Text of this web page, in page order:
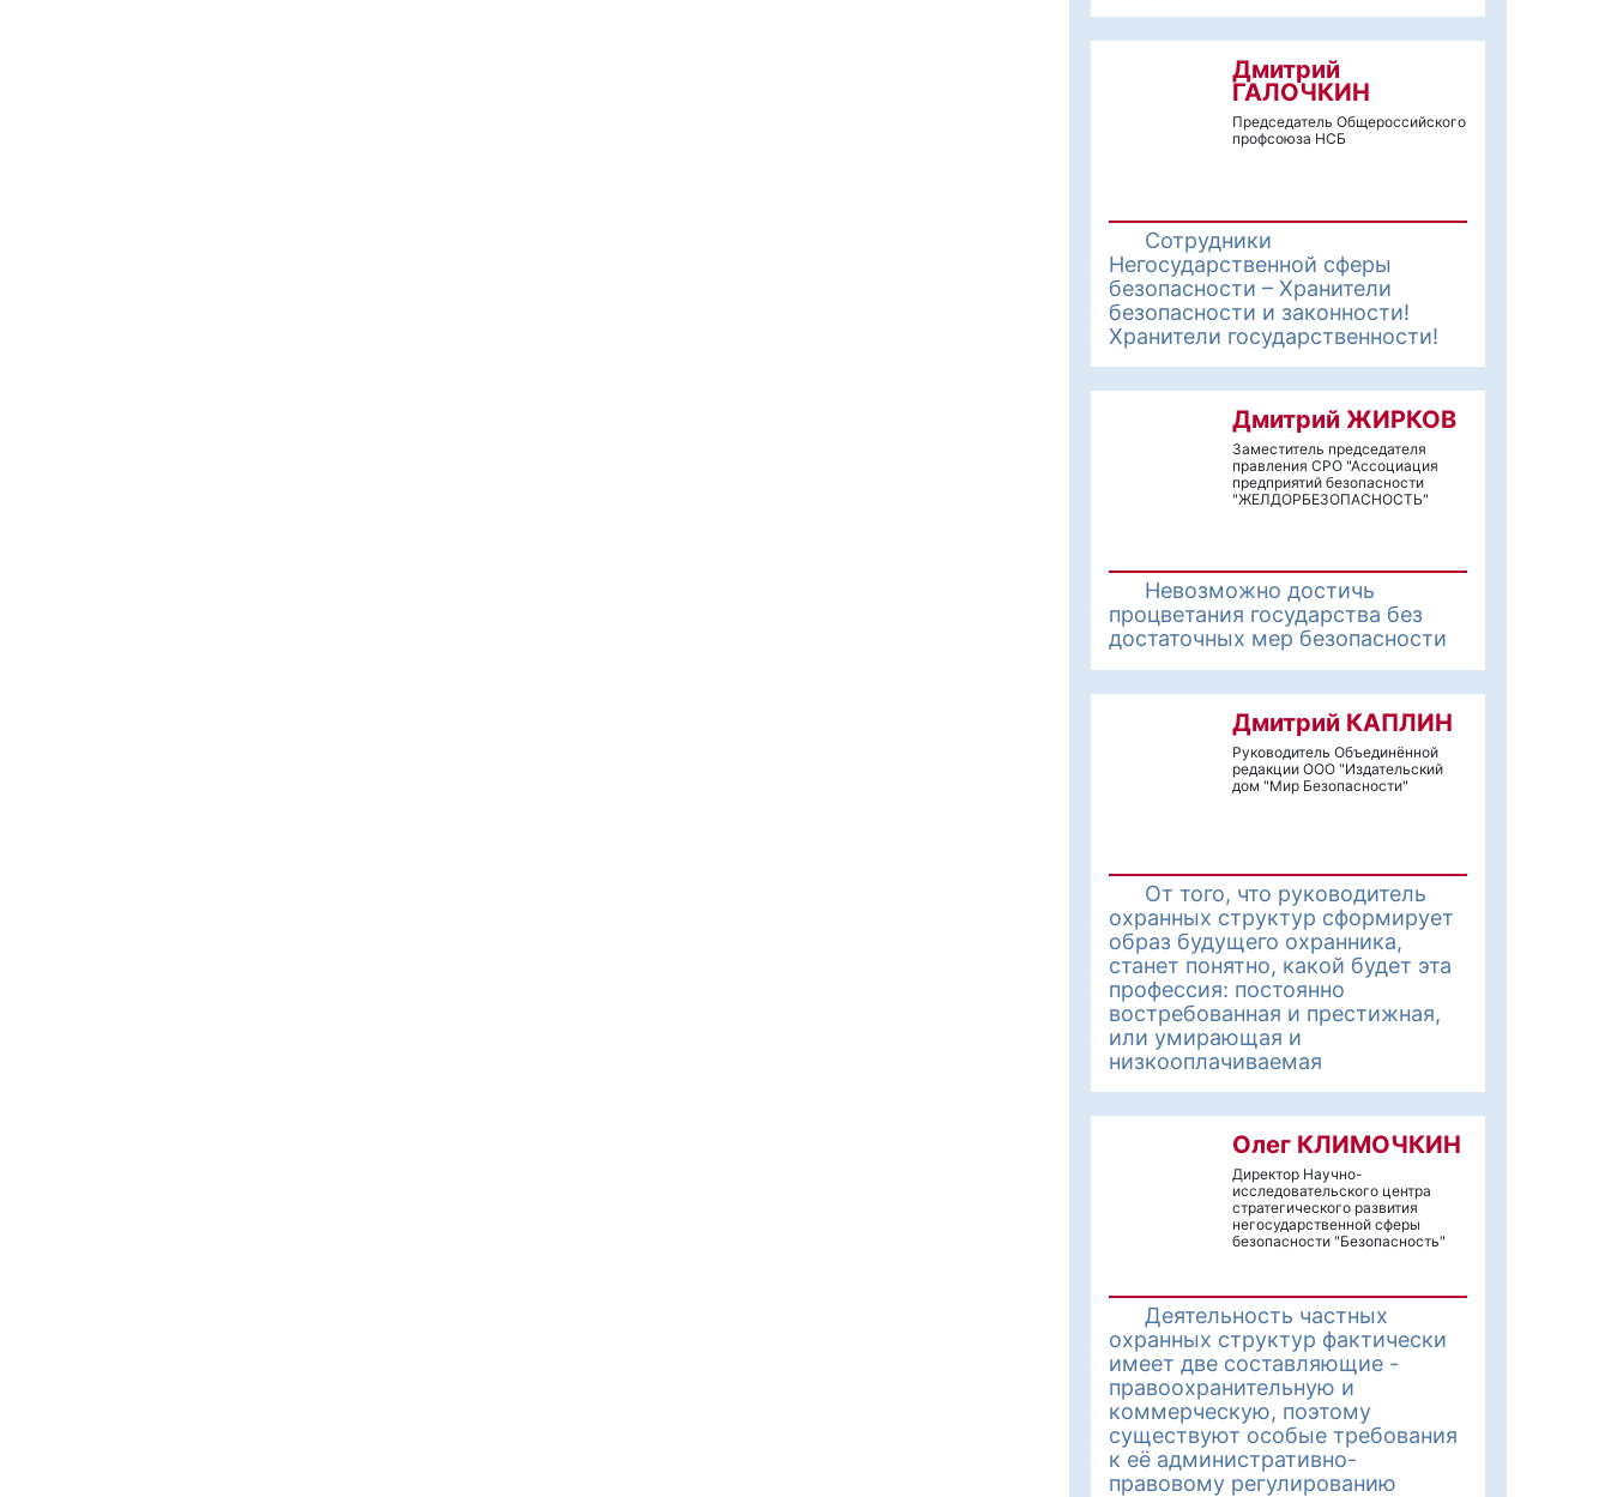
Дмитрий
ГАЛОЧКИН
Председатель Общероссийского
профсоюза НСБ
Сотрудники
Негосударственной сферы
безопасности – Хранители
безопасности и законности!
Хранители государственности!
Дмитрий ЖИРКОВ
Заместитель председателя
правления СРО "Ассоциация
предприятий безопасности
"ЖЕЛДОРБЕЗОПАСНОСТЬ"
Невозможно достичь
процветания государства без
достаточных мер безопасности
Дмитрий КАПЛИН
Руководитель Объединённой
редакции ООО "Издательский
дом "Мир Безопасности"
От того, что руководитель
охранных структур сформирует
образ будущего охранника,
станет понятно, какой будет эта
профессия: постоянно
востребованная и престижная,
или умирающая и
низкооплачиваемая
Олег КЛИМОЧКИН
Директор Научно-
исследовательского центра
стратегического развития
негосударственной сферы
безопасности "Безопасность"
Деятельность частных
охранных структур фактически
имеет две составляющие -
правоохранительную и
коммерческую, поэтому
существуют особые требования
к её административно-
правовому регулированию